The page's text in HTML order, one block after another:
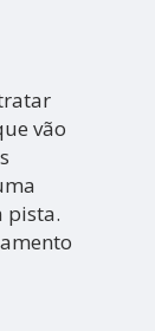
vão
pista.